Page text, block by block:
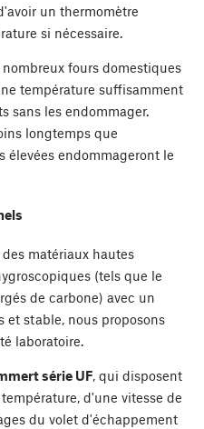
un thermomètre
si nécessaire.
fours domestiques
température suffisamment
sans les endommager.
longtemps que
élevées endommageront le
matériaux hautes
(tels que le
de carbone) avec un
et stable, nous proposons
laboratoire.
série UF, qui disposent
d'une vitesse de
du volet d'échappement